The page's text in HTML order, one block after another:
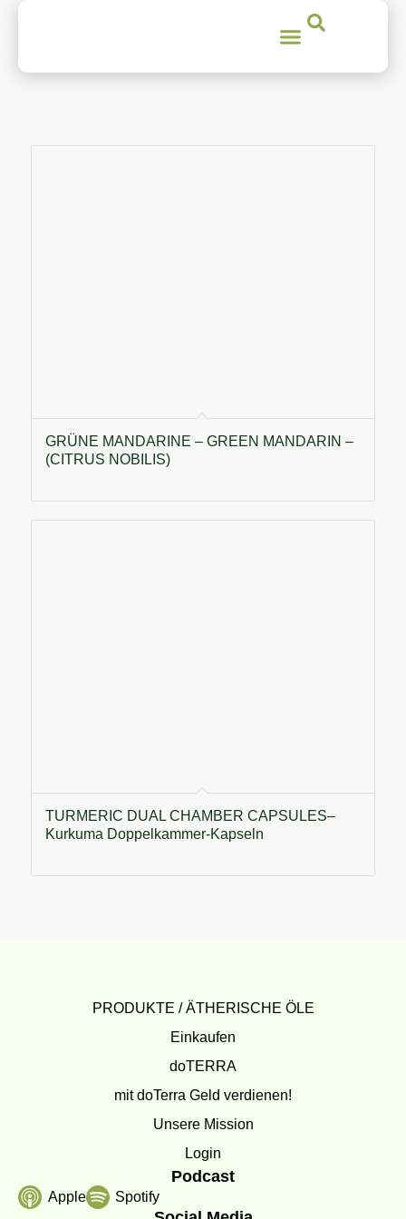
GRÜNE MANDARINE – GREEN MANDARIN –
(CITRUS NOBILIS)
TURMERIC DUAL CHAMBER CAPSULES–
Kurkuma Doppelkammer-Kapseln
PRODUKTE / ÄTHERISCHE ÖLE
Einkaufen
doTERRA
mit doTerra Geld verdienen!
Unsere Mission
Login
Podcast
Apple Spotify